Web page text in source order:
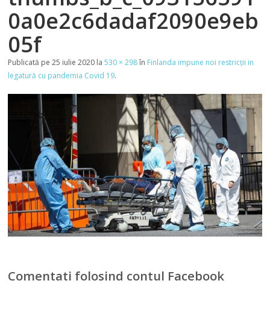
0a0e2c6dadaf2090e9eb
05f
Publicată pe25 iulie 2020 la530 × 298în Finlanda impune noi restricții in
legatură cu pandemia Covid 19.
Comentati folosind contul Facebook